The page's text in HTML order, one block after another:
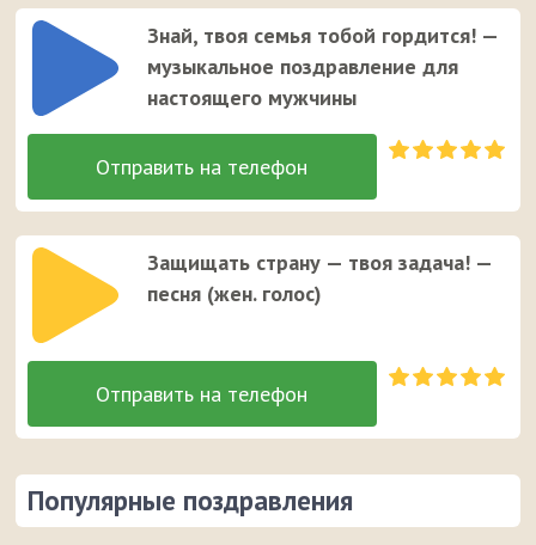
Знай, твоя семья тобой гордится! —
музыкальное поздравление для
настоящего мужчины
Защищать страну — твоя задача! —
песня (жен. голос)
Популярные поздравления